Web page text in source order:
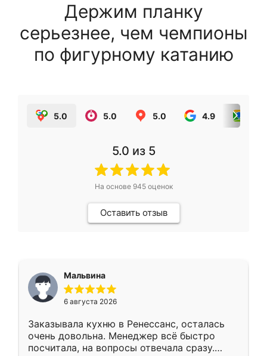
Держим планку
серьезнее, чем чемпионы
по фигурному катанию
5.0 5.0 5.0 4.9
5.0 из 5
На основе 945оценок
Оставить отзыв
Мальвина
6 августа 2026
Заказывала кухню в Ренессанс, осталась
очень довольна. Менеджер всё быстро
посчитала, на вопросы отвечала сразу.